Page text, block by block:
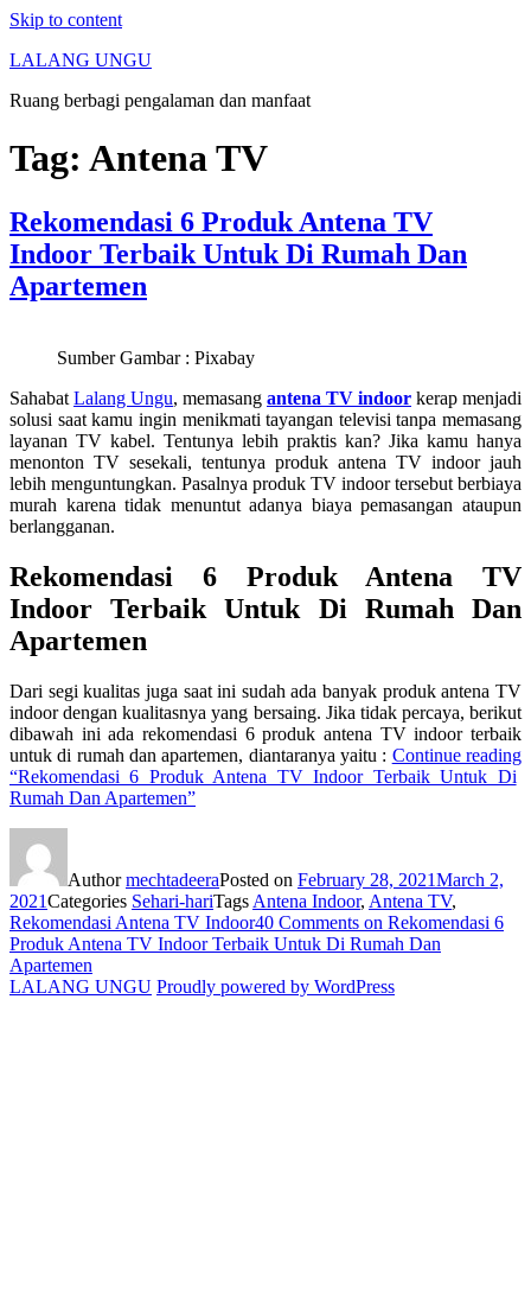
Skip to content
LALANG UNGU
Ruang berbagi pengalaman dan manfaat
Tag: Antena TV
Rekomendasi 6 Produk Antena TV
Indoor Terbaik Untuk Di Rumah Dan
Apartemen
Sumber Gambar : Pixabay
Sahabat Lalang Ungu, memasang antena TV indoor kerap menjadi
solusi saat kamu ingin menikmati tayangan televisi tanpa memasang
layanan TV kabel. Tentunya lebih praktis kan? Jika kamu hanya
menonton TV sesekali, tentunya produk antena TV indoor jauh
lebih menguntungkan. Pasalnya produk TV indoor tersebut berbiaya
murah karena tidak menuntut adanya biaya pemasangan ataupun
berlangganan.
Rekomendasi 6 Produk Antena TV
Indoor Terbaik Untuk Di Rumah Dan
Apartemen
Dari segi kualitas juga saat ini sudah ada banyak produk antena TV
indoor dengan kualitasnya yang bersaing. Jika tidak percaya, berikut
dibawah ini ada rekomendasi 6 produk antena TV indoor terbaik
untuk di rumah dan apartemen, diantaranya yaitu : Continue reading
“Rekomendasi 6 Produk Antena TV Indoor Terbaik Untuk Di
Rumah Dan Apartemen”
AuthormechtadeeraPosted on February 28, 2021March 2,
2021Categories Sehari-hariTags Antena Indoor, Antena TV,
Rekomendasi Antena TV Indoor40 Comments on Rekomendasi 6
Produk Antena TV Indoor Terbaik Untuk Di Rumah Dan
Apartemen
LALANG UNGU Proudly powered by WordPress